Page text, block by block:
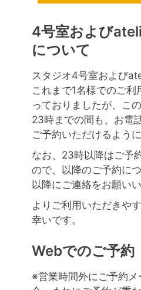
4号室および
について
スタジオ4号室および
これまで1名様でのご利
っておりましたが、こ
23時までの間も、お電
ご予約いただけるよう
なお、23時以降はご予
ので、以降のご予約に
以降にご連絡をお願いい
よりご利用いただきや
幸いです。
Webでのご予約
※営業時間外にご予約